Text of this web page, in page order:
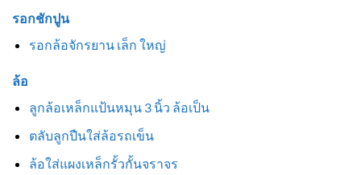
รอกชักปูน
รอกล้อจักรยาน เล็ก ใหญ่
ล้อ
ลูกล้อเหล็กแป้นหมุน 3 นิ้ว ล้อเป็น
ตลับลูกปืนใส่ล้อรถเข็น
ล้อใส่แผงเหล็กรั้วกั้นจราจร